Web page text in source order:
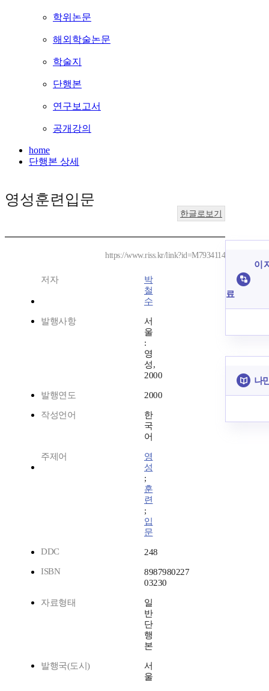
학위논문
해외학술논문
학술지
단행본
연구보고서
공개강의
home
단행본 상세
영성훈련입문
한글로보기
https://www.riss.kr/link?id=M7934114
저자
박
철
수
발행사항
서
울
:
영
성,
2000
발행연도 2000
작성언어
한
국
어
주제어
영
성
;
훈
련
;
입
문
DDC
248
ISBN
8987980227
03230
자료형태
일
반
단
행
본
발행국(도시)
서
울
이
료
나